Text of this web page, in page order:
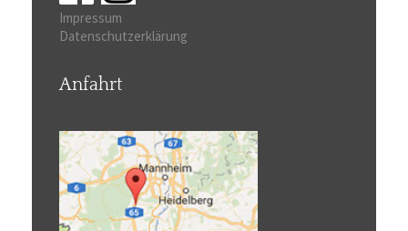
Impressum
Datenschutzerklärung
Anfahrt